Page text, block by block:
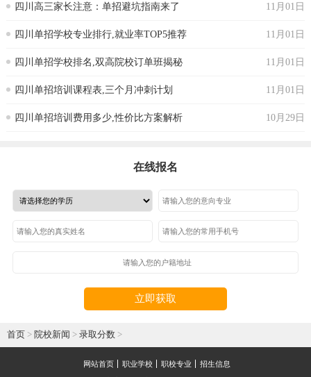
四川高三家长注意：单招避坑指南来了 11月01日
四川单招学校专业排行,就业率TOP5推荐 11月01日
四川单招学校排名,双高院校订单班揭秘 11月01日
四川单招培训课程表,三个月冲刺计划 11月01日
四川单招培训费用多少,性价比方案解析 10月29日
在线报名
立即获取
首页 > 院校新闻 > 录取分数 >
网站首页 职业学校 职校专业
招生信息